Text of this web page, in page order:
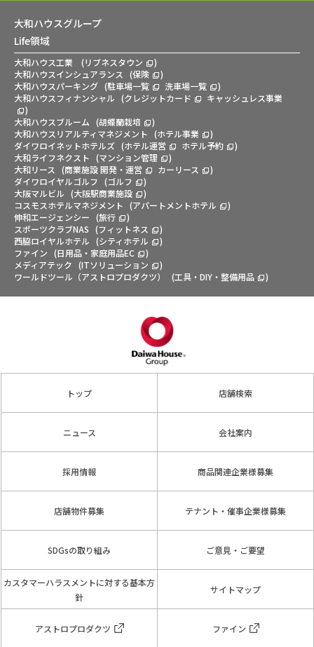
大和ハウスグループ
Life領域
大和ハウス工業 (リブネスタウン
)
大和ハウスインシュアランス
(保険
)
大和ハウスパーキング (駐車場一覧 洗車場一覧
)
大和ハウスフィナンシャル (クレジットカード
キャッシュレス事業
)
大和ハウスブルーム (胡蝶蘭栽培
)
大和ハウスリアルティマネジメント (ホテル事業
)
ダイワロイネットホテルズ (ホテル運営 ホテル予約
)
大和ライフネクスト (マンション管理
)
大和リース
(商業施設 開発・運営 カーリース
)
ダイワロイヤルゴルフ (ゴルフ
)
大阪マルビル (大阪駅商業施設
)
コスモスホテルマネジメント (アパートメントホテル
)
伸和エージェンシー (旅行
)
スポーツクラブNAS (フィットネス
)
西脇ロイヤルホテル (シティホテル
)
ファイン (日用品・家庭用品EC
)
メディアテック (ITソリューション
)
ワールドツール（アストロプロダクツ）
(工具・DIY・整備用品 )
トップ 店舗検索
ニュース 会社案内
採用情報 商品関連企業様募集
店舗物件募集 テナント・催事企業様募集
SDGsの取り組み ご意見・ご要望
カスタマーハラスメントに対する基本方
針
サイトマップ
アストロプロダクツ ファイン